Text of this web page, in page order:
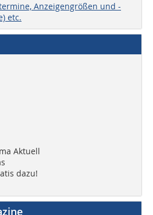
Anzeigengrößen und -
etc.
Aktuell
dazu!